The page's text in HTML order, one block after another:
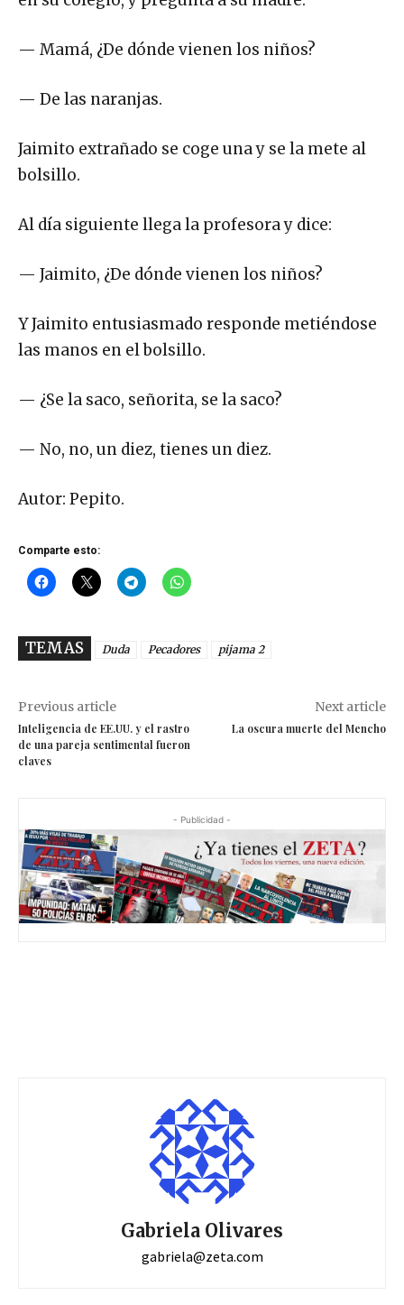
— Mamá, ¿De dónde vienen los niños?
— De las naranjas.
Jaimito extrañado se coge una y se la mete al
bolsillo.
Al día siguiente llega la profesora y dice:
— Jaimito, ¿De dónde vienen los niños?
Y Jaimito entusiasmado responde metiéndose
las manos en el bolsillo.
— ¿Se la saco, señorita, se la saco?
— No, no, un diez, tienes un diez.
Autor: Pepito.
Comparte esto:
TEMAS Duda Pecadores pijama 2
Previous article
Inteligencia de EE.UU. y el rastro
de una pareja sentimental fueron
claves
Next article
La oscura muerte del Mencho
- Publicidad -
Gabriela Olivares
gabriela@zeta.com